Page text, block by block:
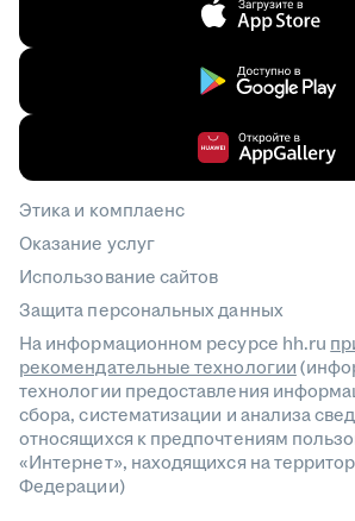
Этика и комплаенс
Оказание услуг
Использование сайтов
Защита персональных данных
На информационном ресурсе hh.ru
рекомендательные технологии
технологии предоставления
сбора, систематизации и анализа
относящихся к предпочтениям
«Интернет», находящихся на
Федерации)